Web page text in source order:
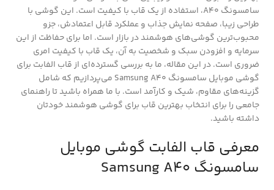
سامسونگ A40، استفاده از یک قاب با کیفیت است. این گوشی با
طراحی زیبا، صفحه نمایش جذاب و عملکرد قابل اعتمادش، جزو
محبوب‌ترین گوشی‌های هوشمند در بازار است. اما برای حفاظت از این
سرمایه و افزودن سبک و شخصیت به آن، یک قاب با کیفیت امری
ضروری است. در این مقاله، ما به بررسی گسترده‌ای از قاب الفابت برای
گوشی موبایل سامسونگ Samsung A40 می‌پردازیم که شامل
گزینه‌های مقاوم، شیک و کارآمد است. با ما همراه باشید تا راهنمای
جامعی را برای انتخاب بهترین قاب برای گوشی هوشمند خودتان
داشته باشید.
معرفی قاب الفابت گوشی موبایل
سامسونگ Samsung A40